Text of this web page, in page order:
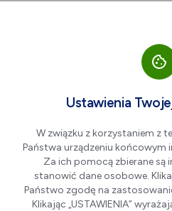
Integracyjne
Dydaktyczno-
Ustawienia
W związku z korzystaniem z
Państwa urządzeniu końcowym
Za ich pomocą zbierane są
stanowić dane osobowe.
Państwo zgodę na
Klikając „USTAWIENIA”